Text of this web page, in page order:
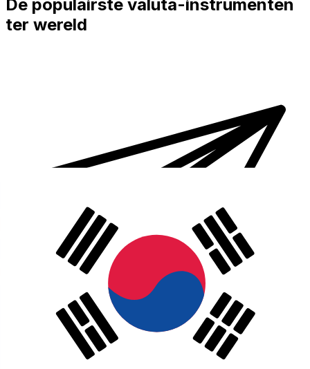
De populairste valuta-instrumenten
ter wereld